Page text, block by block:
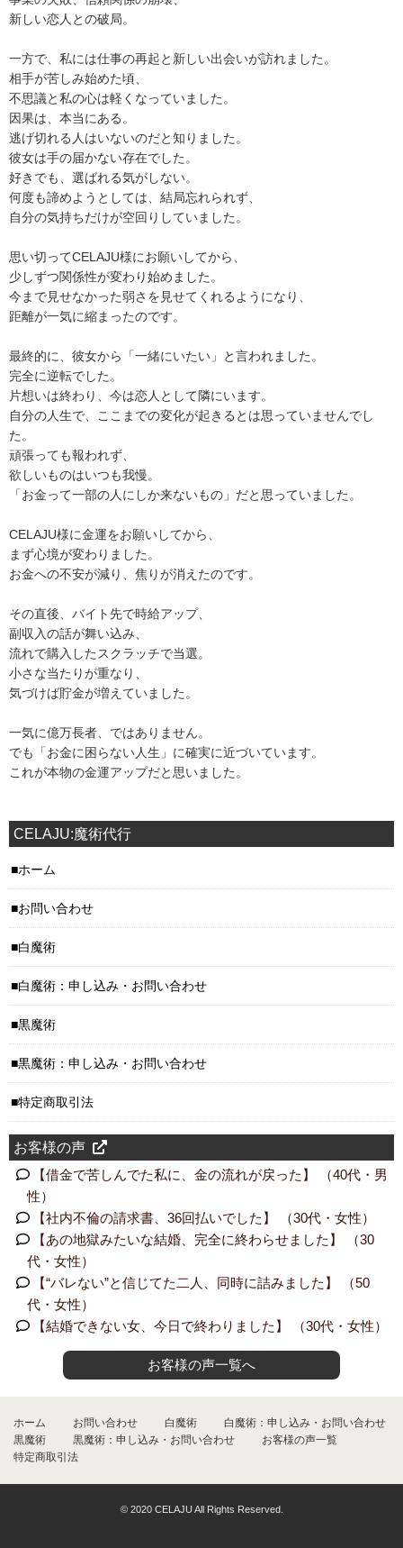
新しい恋人との破局。
一方で、私には仕事の再起と新しい出会いが訪れました。
相手が苦しみ始めた頃、
不思議と私の心は軽くなっていました。
因果は、本当にある。
逃げ切れる人はいないのだと知りました。
彼女は手の届かない存在でした。
好きでも、選ばれる気がしない。
何度も諦めようとしては、結局忘れられず、
自分の気持ちだけが空回りしていました。
思い切ってCELAJU様にお願いしてから、
少しずつ関係性が変わり始めました。
今まで見せなかった弱さを見せてくれるようになり、
距離が一気に縮まったのです。
最終的に、彼女から「一緒にいたい」と言われました。
完全に逆転でした。
片想いは終わり、今は恋人として隣にいます。
自分の人生で、ここまでの変化が起きるとは思っていませんでし
た。
頑張っても報われず、
欲しいものはいつも我慢。
「お金って一部の人にしか来ないもの」だと思っていました。
CELAJU様に金運をお願いしてから、
まず心境が変わりました。
お金への不安が減り、焦りが消えたのです。
その直後、バイト先で時給アップ、
副収入の話が舞い込み、
流れで購入したスクラッチで当選。
小さな当たりが重なり、
気づけば貯金が増えていました。
一気に億万長者、ではありません。
でも「お金に困らない人生」に確実に近づいています。
これが本物の金運アップだと思いました。
CELAJU:魔術代行
ホーム
お問い合わせ
白魔術
白魔術：申し込み・お問い合わせ
黒魔術
黒魔術：申し込み・お問い合わせ
特定商取引法
お客様の声
【借金で苦しんでた私に、金の流れが戻った】 （40代・男
性）
【社内不倫の請求書、36回払いでした】 （30代・女性）
【あの地獄みたいな結婚、完全に終わらせました】 （30
代・女性）
【“バレない”と信じてた二人、同時に詰みました】 （50
代・女性）
【結婚できない女、今日で終わりました】 （30代・女性）
お客様の声一覧へ
ホーム お問い合わせ 白魔術
白魔術：申し込み・お問い合わせ
黒魔術
黒魔術：申し込み・お問い合わせ
お客様の声一覧
特定商取引法
© 2020 CELAJU All Rights Reserved.